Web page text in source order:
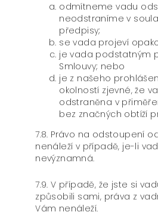
odmítneme vadu
neodstraníme v
předpisy;
se vada projeví
je vada podstatným
Smlouvy; nebo
je z našeho
okolností zjevné, že
odstraněna v
bez značných obtíží
7.8. Právo na odstoupení
nenáleží v případě, je-li
nevýznamná.
7.9. V případě, že jste si
způsobili sami, práva z
Vám nenáleží.